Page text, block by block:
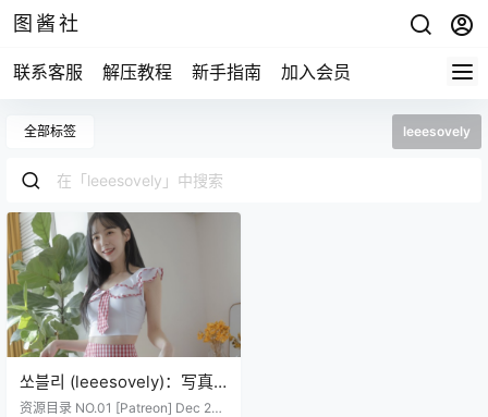
图酱社
联系客服 解压教程 新手指南 加入会员
全部标签 leeesovely
쏘블리 (leeesovely)：写真
作品合集
资源目录 NO.01 [Patreon] Dec 202